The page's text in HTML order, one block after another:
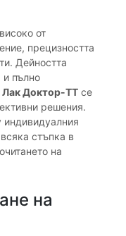
от
прецизността
Дейността
и пълно
Лак Доктор-ТТ се
решения.
индивидуалния
стъпка в
на
на